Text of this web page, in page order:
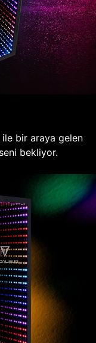
ile bir araya gelen
bekliyor.